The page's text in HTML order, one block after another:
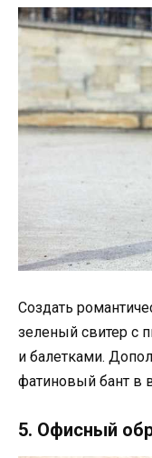
Создать
зеленый свитер с
и балетками.
фатиновый бант в
5. Офисный